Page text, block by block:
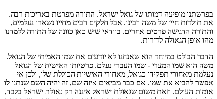
בפרשתנו מופיעה דמותו של גואל ישראל. התורה מפרטת באריכות רבה,
את תולדות חייו של משה רבינו. אבל חלקים רבים מחייו נשארו נעלמים,
והתורה הדגישה פרטים אחרים. בוודאי שיש כאן כוונה של התורה ללמדנו
מהו אופן הגאולה לדורות.
הדבר הבולט במיוחד הוא שאנחנו לא יודעים את שמו האמיתי של הגואל.
משה הוא שמו המצרי - שמו העברי נעלם. פרטיותו האישית של הגואל
נעלמת מאחורי תפקידו כגואל, מאחורי האישיות הכוללת שלו, ולכן אי
אפשר להביא את שמו. אם כבר מביאים איזה שם, זה יהיה השם שנתנו לו
אומות העולם. וזאת משום שגאולת ישראל איננה רק גאולת ישראל בלבד,